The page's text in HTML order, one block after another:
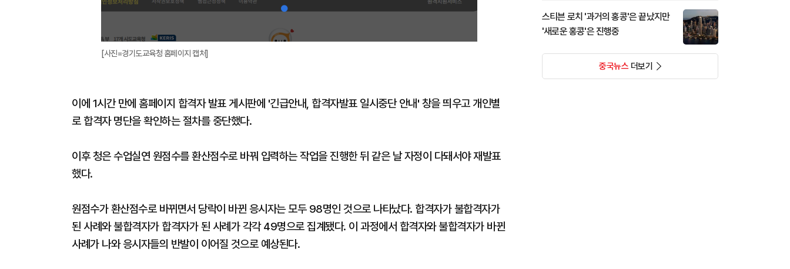
[사진=경기도교육청 홈페이지 캡처]
이에 1시간 만에 홈페이지 합격자 발표 게시판에 '긴급안내, 합격자발표 일시중단 안내' 창을 띄우고 개인별
로 합격자 명단을 확인하는 절차를 중단했다.
이후 청은 수업실연 원점수를 환산점수로 바꿔 입력하는 작업을 진행한 뒤 같은 날 자정이 다돼서야 재발표
했다.
원점수가 환산점수로 바뀌면서 당락이 바뀐 응시자는 모두 98명인 것으로 나타났다. 합격자가 불합격자가
된 사례와 불합격자가 합격자가 된 사례가 각각 49명으로 집계됐다. 이 과정에서 합격자와 불합격자가 바뀐
사례가 나와 응시자들의 반발이 이어질 것으로 예상된다.
스티븐 로치 '과거의 홍콩'은 끝났지만
'새로운 홍콩'은 진행중
중국뉴스더보기